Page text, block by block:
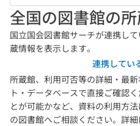
全国の図書館の
国立国会図書館サーチが連携し
蔵情報を表示します。
連携してい
所蔵館、利用可否等の詳細・最
ト・データベースで直接ご確認
とが可能かなど、資料の利用方
の図書館へご相談ください。詳細